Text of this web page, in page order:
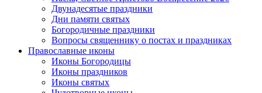
Двунадесятые праздники
Дни памяти святых
Богородичные праздники
Вопросы священнику о постах и праздниках
Православные иконы
Иконы Богородицы
Иконы праздников
Иконы святых